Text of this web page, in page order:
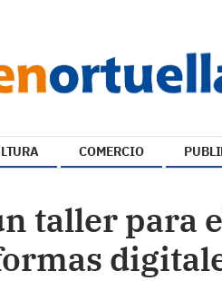
COMERCIO
taller para